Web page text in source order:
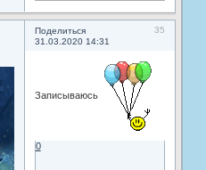
Поделиться
35
31.03.2020 14:31
Записываюсь
0